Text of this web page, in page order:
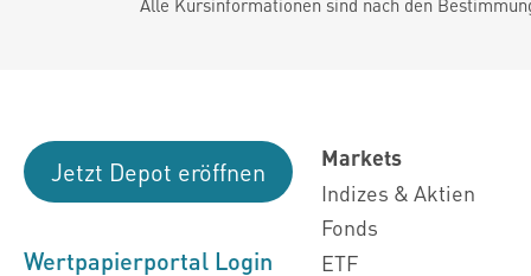
Jetzt Depot eröffnen
Wertpapierportal Login
Markets
Indizes & Aktien
Fonds
ETF